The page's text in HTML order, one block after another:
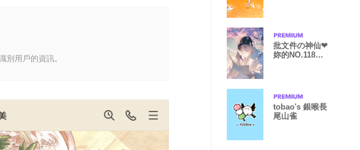
別用戶的資訊。
批文件の神仙❤
妳的NO.118帥
tobao's 銀喉長
尾山雀